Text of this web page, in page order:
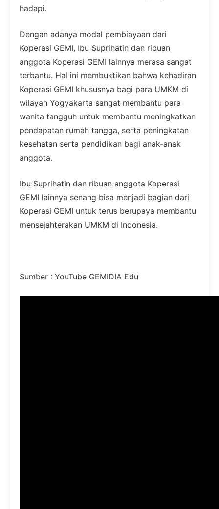
hadapi.
Dengan adanya modal pembiayaan dari
Koperasi GEMI, Ibu Suprihatin dan ribuan
anggota Koperasi GEMI lainnya merasa sangat
terbantu. Hal ini membuktikan bahwa kehadiran
Koperasi GEMI khususnya bagi para UMKM di
wilayah Yogyakarta sangat membantu para
wanita tangguh untuk membantu meningkatkan
pendapatan rumah tangga, serta peningkatan
kesehatan serta pendidikan bagi anak-anak
anggota.
Ibu Suprihatin dan ribuan anggota Koperasi
GEMI lainnya senang bisa menjadi bagian dari
Koperasi GEMI untuk terus berupaya membantu
mensejahterakan UMKM di Indonesia.
Sumber : YouTube GEMIDIA Edu